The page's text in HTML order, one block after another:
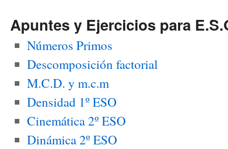
Apuntes y Ejercicios para
Números Primos
Descomposición factorial
M.C.D. y m.c.m
Densidad 1º ESO
Cinemática 2º ESO
Dinámica 2º ESO